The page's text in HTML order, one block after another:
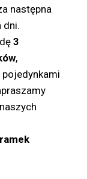
następna
dni.
3
,
pojedynkami